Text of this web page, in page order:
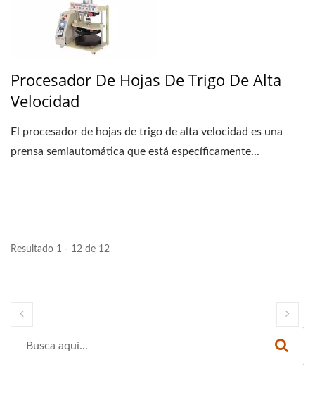
Procesador De Hojas De Trigo De Alta
Velocidad
El procesador de hojas de trigo de alta velocidad es una
prensa semiautomática que está específicamente...
Resultado 1 - 12 de 12